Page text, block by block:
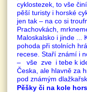
cyklostezek, to vše
pěší turisty i horské
jen tak – na co si
Prachovkách,
Maloskalsko i jinde ...
pohoda při stolních
recese. Staří známí i
– vše zve i tebe k
Česka, ale hlavně za
pod známým
Pěšky či na kole